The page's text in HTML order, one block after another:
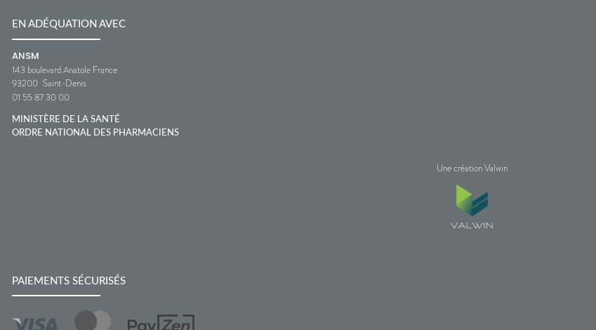
EN ADÉQUATION AVEC
ANSM
143 boulevard Anatole France
93200 Saint-Denis
01 55 87 30 00
MINISTÈRE DE LA SANTÉ
ORDRE NATIONAL DES PHARMACIENS
Une création Valwin
PAIEMENTS SÉCURISÉS